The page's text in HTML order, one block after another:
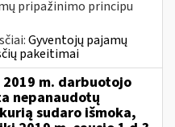
pripažinimo principu
Gyventojų pajamų
pakeitimai
m. darbuotojo
nepanaudotų
sudaro išmoka,